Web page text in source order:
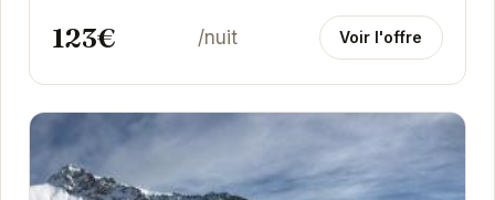
123€ /nuit Voir l'offre